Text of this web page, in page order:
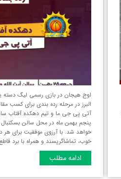
اوج هیجان در بازی رسمی لیگ دسته
البرز‌ در مرحله رده بندی برای کسب
پنجم بهمن ماه در محل سالن بسکتبال
خواهد شد. با آرزوی موفقیت برای هر
خوب، تماشاگرپسند و همراه با برد
ادامه مطلب